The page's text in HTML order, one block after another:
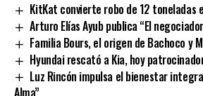
KitKat convierte robo de 12 toneladas
Arturo Elías Ayub publica “El
Familia Bours, el origen de Bachoco y
Hyundai rescató a Kia, hoy
Luz Rincón impulsa el bienestar